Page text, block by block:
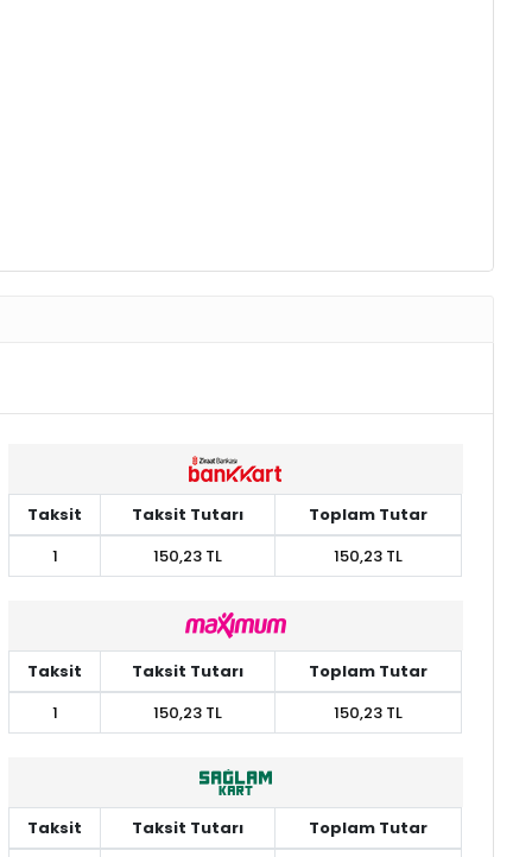
Taksit Taksit Tutarı
Toplam Tutar
1
150,23 TL 150,23 TL
Taksit Taksit Tutarı
Toplam Tutar
1
150,23 TL 150,23 TL
Taksit Taksit Tutarı
Toplam Tutar